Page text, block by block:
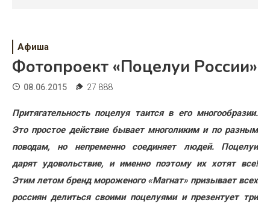
Свадьба
Дом
Жизнь
Хобби
Недвижимость
Афиша
Фотопроект «Поцелуи России»
08.06.2015 27 888
Притягательность поцелуя таится в его многообразии.
Это простое действие бывает многоликим и по разным
поводам, но непременно соединяет людей. Поцелуи
дарят удовольствие, и именно поэтому их хотят все!
Этим летом бренд мороженого «Магнат» призывает всех
россиян делиться своими поцелуями и презентует три